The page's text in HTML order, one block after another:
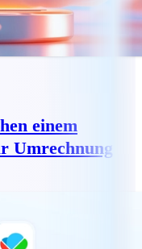
einem
Umrechnung